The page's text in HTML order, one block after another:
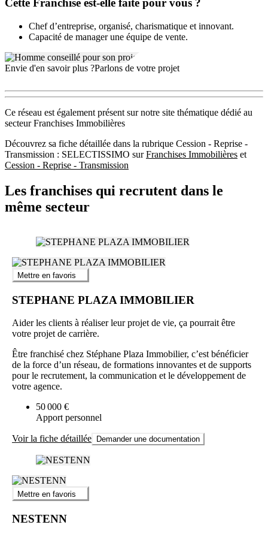
qu’une éthique professionnelle à laquelle elle ne déroge pas. Animée
par une réelle volonté de proposer à une clientèle toujours plus
nombreuse des prestations hautement qualitatives, elle met au centre
de ses préoccupations la transparence et le fair-play dans les affaires.
Cette philosophe lui permet de se positionner aujourd’hui sur le
marché comme un acteur incontournable et fiable dans divers
domaines de compétences.
Cette Franchise est-elle faite pour vous ?
Chef d’entreprise, organisé, charismatique et innovant.
Capacité de manager une équipe de vente.
Envie d'en savoir plus ?Parlons de votre projet
Ce réseau est également présent sur notre site thématique dédié au
secteur Franchises Immobilières
Découvrez sa fiche détaillée dans la rubrique Cession - Reprise -
Transmission : SELECTISSIMO surFranchises Immobilières et
Cession - Reprise - Transmission
Les franchises qui recrutent dans le
même secteur
Mettre en favoris
STEPHANE PLAZA IMMOBILIER
Aider les clients à réaliser leur projet de vie, ça pourrait être
votre projet de carrière.
Être franchisé chez Stéphane Plaza Immobilier, c’est bénéficier
de la force d’un réseau, de formations innovantes et de supports
pour le recrutement, la communication et le développement de
votre agence.
50 000 €
Apport personnel
Voir la fiche détaillée Demander une documentation
Mettre en favoris
NESTENN